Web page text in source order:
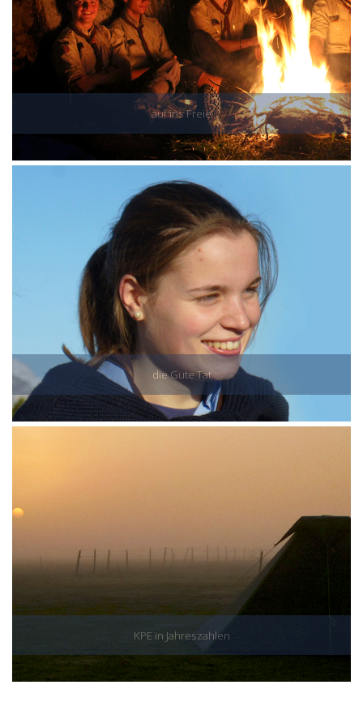
auf ins Freie
die Gute Tat
KPE in Jahreszahlen